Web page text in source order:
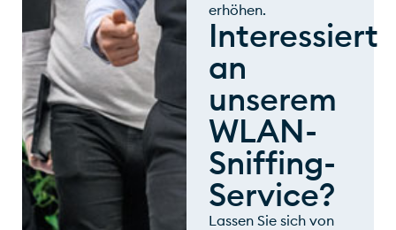
erhöhen.
Interessiert
an
unserem
WLAN-
Sniffing-
Service?
Lassen Sie sich von